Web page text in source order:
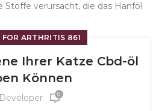
Stoffe verursacht, die das Hanföl
FOR ARTHRITIS 861
Ihrer Katze Cbd-öl
Können
Developer 0